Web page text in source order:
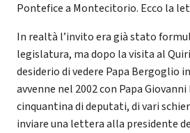
Pontefice a Montecitorio. Ecco la
In realtà l’invito era già stato
legislatura, ma dopo la visita al
desiderio di vedere Papa Bergoglio
avvenne nel 2002 con Papa Giovanni
cinquantina di deputati, di vari
inviare una lettera alla presidente